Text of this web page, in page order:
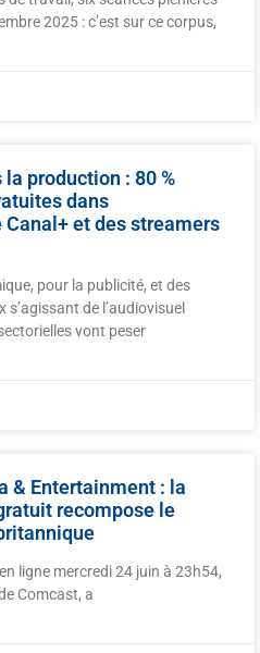
2025 : c’est sur ce corpus,
production : 80 %
dans
Canal+ et des streamers
pour la publicité, et des
de l’audiovisuel
vont peser
& Entertainment : la
recompose le
ligne mercredi 24 juin à 23h54,
Comcast, a